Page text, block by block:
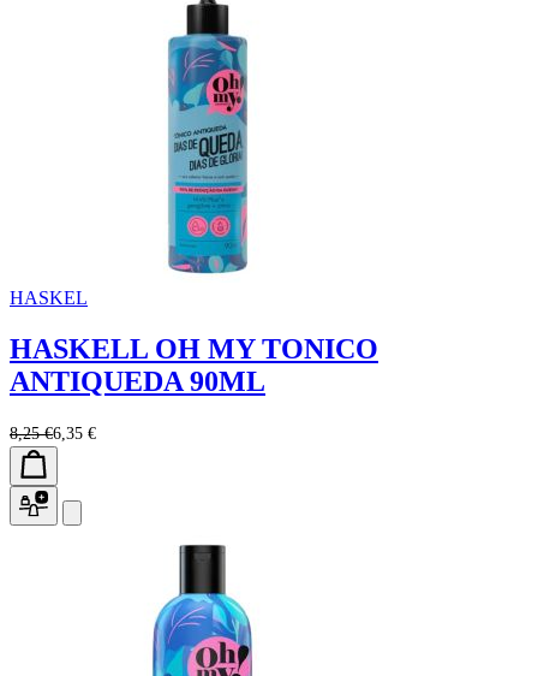
HASKEL
HASKELL OH MY TONICO
ANTIQUEDA 90ML
8,25 €6,35 €